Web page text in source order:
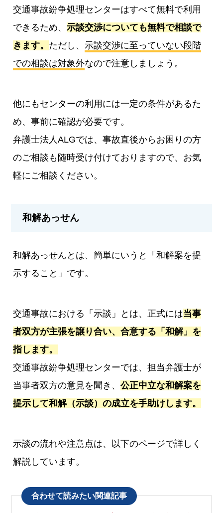
交通事故紛争処理センターはすべて無料で利用
できるため、示談交渉についても無料で相談で
きます。 ただし、示談交渉に至っていない段階
での相談は対象外なので注意しましょう。
他にもセンターの利用には一定の条件があるた
め、事前に確認が必要です。
弁護士法人ALGでは、事故直後からお困りの方
のご相談も随時受け付けておりますので、お気
軽にご相談ください。
和解あっせん
和解あっせんとは、簡単にいうと「和解案を提
示すること」です。
交通事故における「示談」とは、正式には当事
者双方が主張を譲り合い、合意する「和解」を
指します。
交通事故紛争処理センターでは、担当弁護士が
当事者双方の意見を聞き、公正中立な和解案を
提示して和解（示談）の成立を手助けします。
示談の流れや注意点は、以下のページで詳しく
解説しています。
合わせて読みたい関連記事